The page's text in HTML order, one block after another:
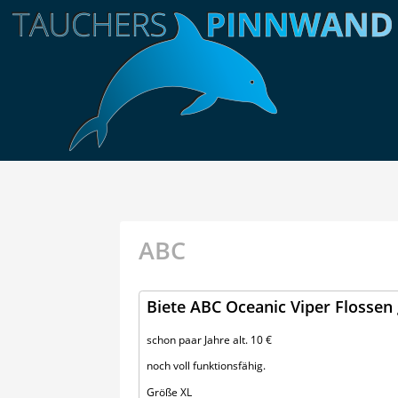
ABC
Biete ABC Oceanic Viper Flossen
schon paar Jahre alt. 10 €
noch voll funktionsfähig.
Größe XL